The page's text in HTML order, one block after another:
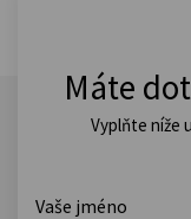
Máte
Vyplňte níže
Vaše jméno